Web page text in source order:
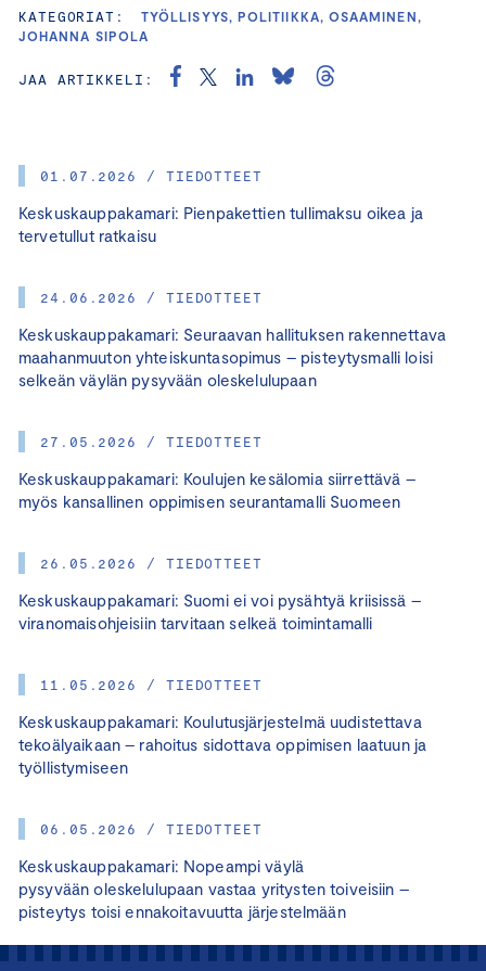
01.07.2026 / TIEDOTTEET
Keskuskauppakamari: Pienpakettien tullimaksu oikea ja
tervetullut ratkaisu
24.06.2026 / TIEDOTTEET
Keskuskauppakamari: Seuraavan hallituksen rakennettava
maahanmuuton yhteiskuntasopimus – pisteytysmalli loisi
selkeän väylän pysyvään oleskelulupaan
27.05.2026 / TIEDOTTEET
Keskuskauppakamari: Koulujen kesälomia siirrettävä –
myös kansallinen oppimisen seurantamalli Suomeen
26.05.2026 / TIEDOTTEET
Keskuskauppakamari: Suomi ei voi pysähtyä kriisissä –
viranomaisohjeisiin tarvitaan selkeä toimintamalli
11.05.2026 / TIEDOTTEET
Keskuskauppakamari: Koulutusjärjestelmä uudistettava
tekoälyaikaan – rahoitus sidottava oppimisen laatuun ja
työllistymiseen
06.05.2026 / TIEDOTTEET
Keskuskauppakamari: Nopeampi väylä
pysyvään oleskelulupaan vastaa yritysten toiveisiin –
pisteytys toisi ennakoitavuutta järjestelmään
KATEGORIAT:
TYÖLLISYYS, POLITIIKKA, OSAAMINEN,
JOHANNA SIPOLA
JAA ARTIKKELI: